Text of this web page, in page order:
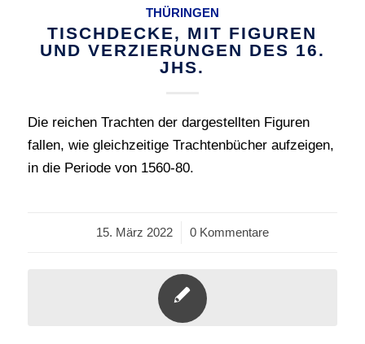
THÜRINGEN
TISCHDECKE, MIT FIGUREN
UND VERZIERUNGEN DES 16.
JHS.
Die reichen Trachten der dargestellten Figuren
fallen, wie gleichzeitige Trachtenbücher aufzeigen,
in die Periode von 1560-80.
15. März 2022
/ 0 Kommentare